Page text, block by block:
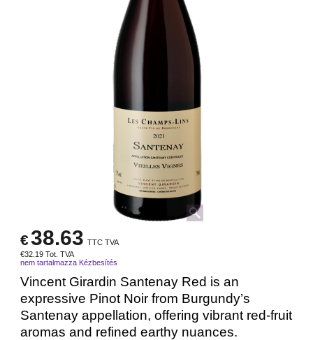
€38.63 TTC TVA
€32.19 Tot. TVA
nem tartalmazza Kézbesítés
Vincent Girardin Santenay Red is an
expressive Pinot Noir from Burgundy’s
Santenay appellation, offering vibrant red-fruit
aromas and refined earthy nuances.